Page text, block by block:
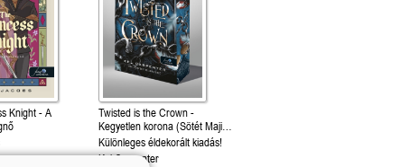
Knight - A
Twisted is the Crown -
Kegyetlen korona (Sötét Maji
3.)
Különleges éldekorált kiadás!
Kel Carpenter